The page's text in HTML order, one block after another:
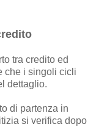
tra credito ed
che i singoli cicli
dettaglio.
di partenza in
si verifica dopo